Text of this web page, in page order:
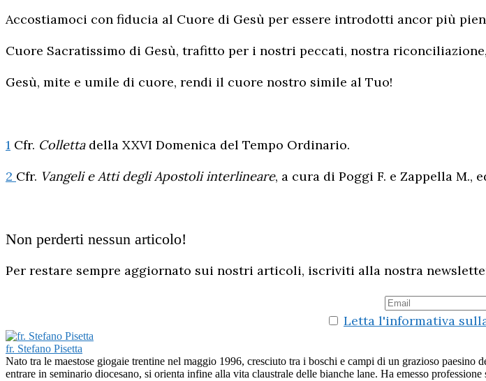
Accostiamoci con fiducia al Cuore di Gesù per essere introdotti ancor più
Cuore Sacratissimo di Gesù, trafitto per i nostri peccati, nostra
Gesù, mite e umile di cuore, rendi il cuore nostro simile al Tuo!
1 Cfr. Collettadella XXVI Domenica del Tempo Ordinario.
2 Cfr. Vangeli e Atti degli Apostoli interlineare, a cura di Poggi F. e Zappella M.,
Non perderti nessun articolo!
Per restare sempre aggiornato sui nostri articoli, iscriviti alla nostra
Letta l'informativa
fr. Stefano Pisetta
Nato tra le maestose giogaie trentine nel maggio 1996, cresciuto tra i boschi e campi di un grazioso
entrare in seminario diocesano, si orienta infine alla vita claustrale delle bianche lane. Ha emesso